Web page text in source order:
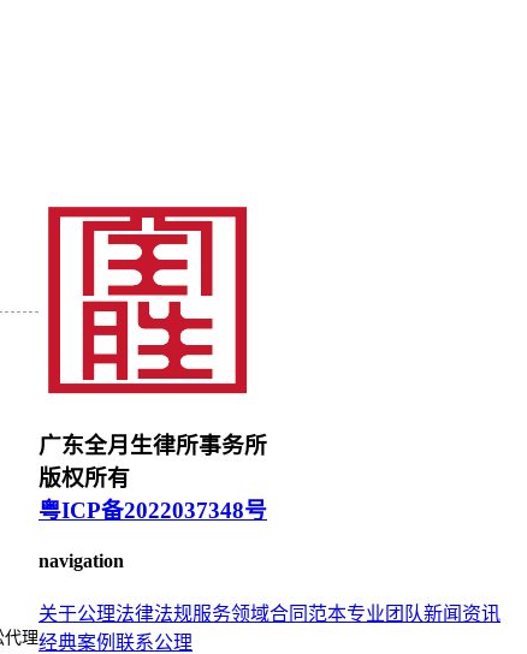
代理
广东全月生律所事务所
版权所有
粤ICP备2022037348号
navigation
关于公理法律法规服务领域合同范本专业团队新闻资讯
经典案例 联系公理